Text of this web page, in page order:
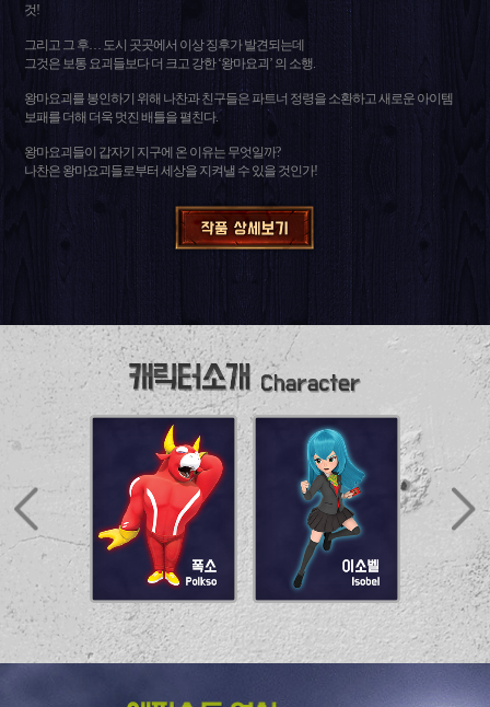
것!
그리고 그 후… 도시 곳곳에서 이상 징후가 발견되는데
그것은 보통 요괴들보다 더 크고 강한 ‘왕마요괴’ 의 소행.
왕마요괴를 봉인하기 위해 나찬과 친구들은 파트너 정령을 소환하고 새로운 아이템
보패를 더해 더욱 멋진 배틀을 펼친다.
왕마요괴들이 갑자기 지구에 온 이유는 무엇일까?
나찬은 왕마요괴들로부터 세상을 지켜낼 수 있을 것인가!